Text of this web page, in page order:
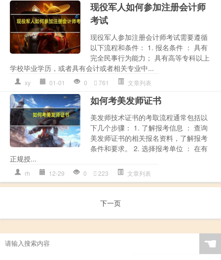
现役军人如何参加注册会计师
考试
现役军人参加注册会计师考试需要遵循
以下流程和条件： 1. 报名条件 ： 具有
完全民事行为能力； 具有高等专科以上
学校毕业学历，或者具有会计或者相关专业中...
xy 01-01 0 761 文章列表
如何考美发师证书
美发师技术证书的考取流程通常包括以
下几个步骤： 1. 了解报考信息 ： 查询
美发师证书的相关报名资料，了解报考
条件和要求。 2. 选择报考单位 ： 在有
正规授...
rh 12-29 0 223 文章列表
下一页
☚